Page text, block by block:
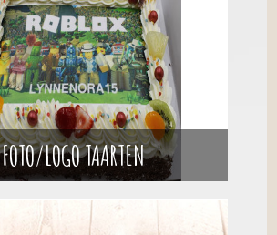
FOTO/LOGO TAARTEN